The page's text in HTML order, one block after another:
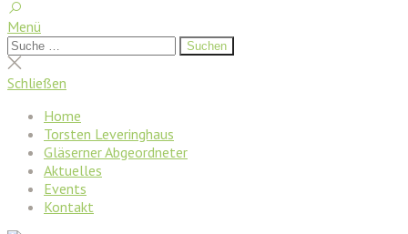
Menü
Suchen
nach:
Suchen
Suche
schließen
Schließen
Home
Torsten Leveringhaus
Gläserner Abgeordneter
Aktuelles
Events
Kontakt